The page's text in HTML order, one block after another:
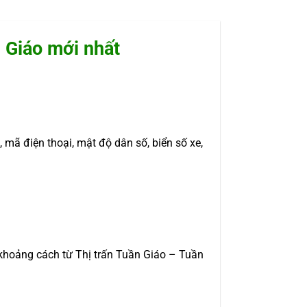
Giáo mới nhất
điện thoại, mật độ dân số, biển số xe,
cách từ Thị trấn Tuần Giáo – Tuần